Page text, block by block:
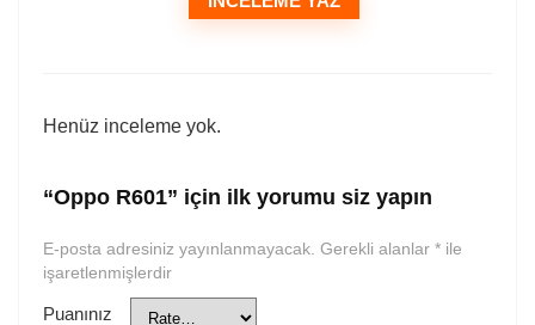
Henüz inceleme yok.
“Oppo R601” için ilk yorumu siz yapın
E-posta adresiniz yayınlanmayacak. Gerekli alanlar * ile
işaretlenmişlerdir
Puanınız